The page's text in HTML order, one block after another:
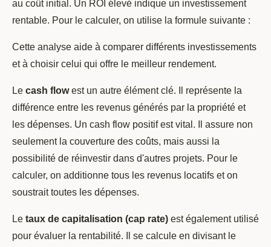
au coût initial. Un ROI élevé indique un investissement
rentable. Pour le calculer, on utilise la formule suivante :
Cette analyse aide à comparer différents investissements
et à choisir celui qui offre le meilleur rendement.
Le cash flowest un autre élément clé. Il représente la
différence entre les revenus générés par la propriété et
les dépenses. Un cash flow positif est vital. Il assure non
seulement la couverture des coûts, mais aussi la
possibilité de réinvestir dans d'autres projets. Pour le
calculer, on additionne tous les revenus locatifs et on
soustrait toutes les dépenses.
Le taux de capitalisation (cap rate) est également utilisé
pour évaluer la rentabilité. Il se calcule en divisant le